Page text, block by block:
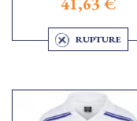
RUPTURE